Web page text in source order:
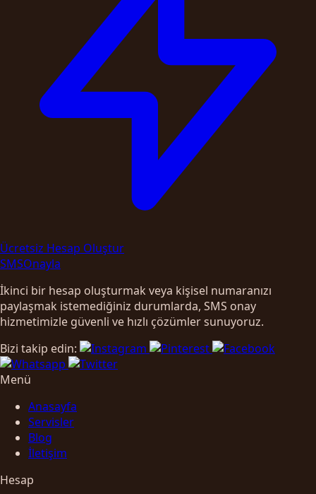
Ücretsiz Hesap Oluştur
SMSOnayla
İkinci bir hesap oluşturmak veya kişisel numaranızı
paylaşmak istemediğiniz durumlarda, SMS onay
hizmetimizle güvenli ve hızlı çözümler sunuyoruz.
Bizi takip edin:
Menü
Anasayfa
Servisler
Blog
İletişim
Hesap